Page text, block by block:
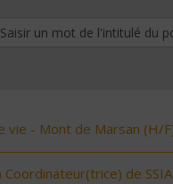
vie - Mont de Marsan (H/
de